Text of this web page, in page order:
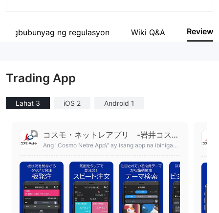
empleyado ng kumpanya
Pagbubunyag ng regulasyon Wiki Q&A Review
Trading App
Lahat 3 iOS 2 Android 1
コスモ・ネットレアプリ -岩井コスモ
証券ネット取引のアプリ
Ang "Cosmo Netre App\" ay isang app na ibinigay
ng).